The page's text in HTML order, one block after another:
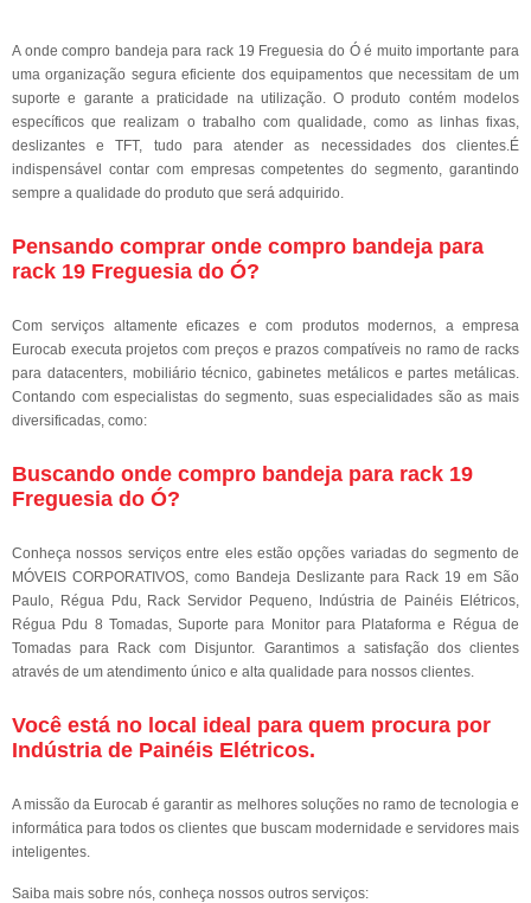
A onde compro bandeja para rack 19 Freguesia do Ó é muito importante para
uma organização segura eficiente dos equipamentos que necessitam de um
suporte e garante a praticidade na utilização. O produto contém modelos
específicos que realizam o trabalho com qualidade, como as linhas fixas,
deslizantes e TFT, tudo para atender as necessidades dos clientes.É
indispensável contar com empresas competentes do segmento, garantindo
sempre a qualidade do produto que será adquirido.
Pensando comprar onde compro bandeja para
rack 19 Freguesia do Ó?
Com serviços altamente eficazes e com produtos modernos, a empresa
Eurocab executa projetos com preços e prazos compatíveis no ramo de racks
para datacenters, mobiliário técnico, gabinetes metálicos e partes metálicas.
Contando com especialistas do segmento, suas especialidades são as mais
diversificadas, como:
Buscando onde compro bandeja para rack 19
Freguesia do Ó?
Conheça nossos serviços entre eles estão opções variadas do segmento de
MÓVEIS CORPORATIVOS, como Bandeja Deslizante para Rack 19 em São
Paulo, Régua Pdu, Rack Servidor Pequeno, Indústria de Painéis Elétricos,
Régua Pdu 8 Tomadas, Suporte para Monitor para Plataforma e Régua de
Tomadas para Rack com Disjuntor. Garantimos a satisfação dos clientes
através de um atendimento único e alta qualidade para nossos clientes.
Você está no local ideal para quem procura por
Indústria de Painéis Elétricos.
A missão da Eurocab é garantir as melhores soluções no ramo de tecnologia e
informática para todos os clientes que buscam modernidade e servidores mais
inteligentes.
Saiba mais sobre nós, conheça nossos outros serviços: